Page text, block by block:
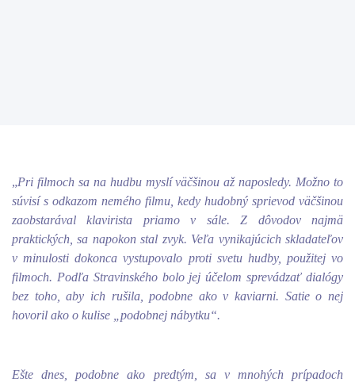
„Pri filmoch sa na hudbu myslí väčšinou až naposledy. Možno to
súvisí s odkazom nemého filmu, kedy hudobný sprievod väčšinou
zaobstarával klavirista priamo v sále. Z dôvodov najmä
praktických, sa napokon stal zvyk. Veľa vynikajúcich skladateľov
v minulosti dokonca vystupovalo proti svetu hudby, použitej vo
filmoch. Podľa Stravinského bolo jej účelom sprevádzať dialógy
bez toho, aby ich rušila, podobne ako v kaviarni. Satie o nej
hovoril ako o kulise „podobnej nábytku“.
Ešte dnes, podobne ako predtým, sa v mnohých prípadoch